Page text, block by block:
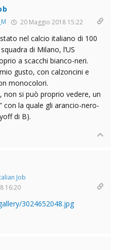
20 Maggio 2018 15:22
nel calcio italiano di 100
di Milano, l’US
a scacchi bianco-neri.
gusto, con calzoncini e
monocolori.
non si può proprio vedere, un
con la quale gli arancio-nero-
di B).
Job
16:20
3024652048.jpg